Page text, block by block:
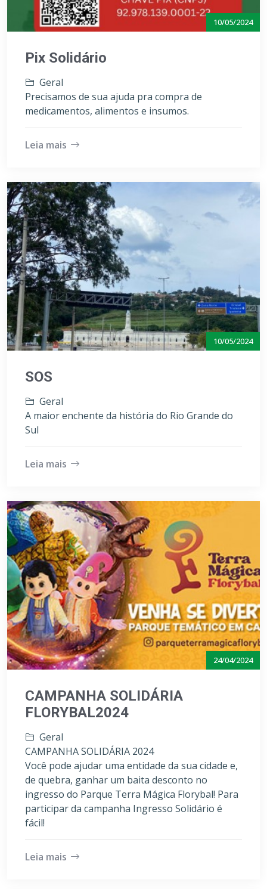
10/05/2024
Pix Solidário
Geral
Precisamos de sua ajuda pra compra de
medicamentos, alimentos e insumos.
Leia mais
10/05/2024
SOS
Geral
A maior enchente da história do Rio Grande do
Sul
Leia mais
24/04/2024
CAMPANHA SOLIDÁRIA
FLORYBAL2024
Geral
CAMPANHA SOLIDÁRIA 2024
Você pode ajudar uma entidade da sua cidade e,
de quebra, ganhar um baita desconto no
ingresso do Parque Terra Mágica Florybal! Para
participar da campanha Ingresso Solidário é
fácil!
Leia mais